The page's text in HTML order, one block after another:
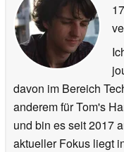
davon im Bereich
anderem für Tom's
und bin es seit 2017
aktueller Fokus liegt